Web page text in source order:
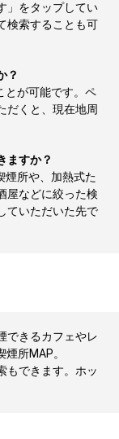
」をタップしてい
検索することも可
？
とが可能です。ペ
だくと、現在地周
ますか？
煙所や、加熱式た
屋などに絞った検
ていただいた先で
できるカフェやレ
所MAP。
もできます。ホッ